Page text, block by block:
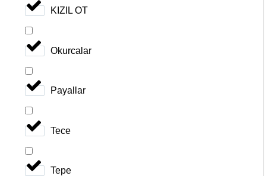
KIZIL OT
Okurcalar
Payallar
Tece
Tepe